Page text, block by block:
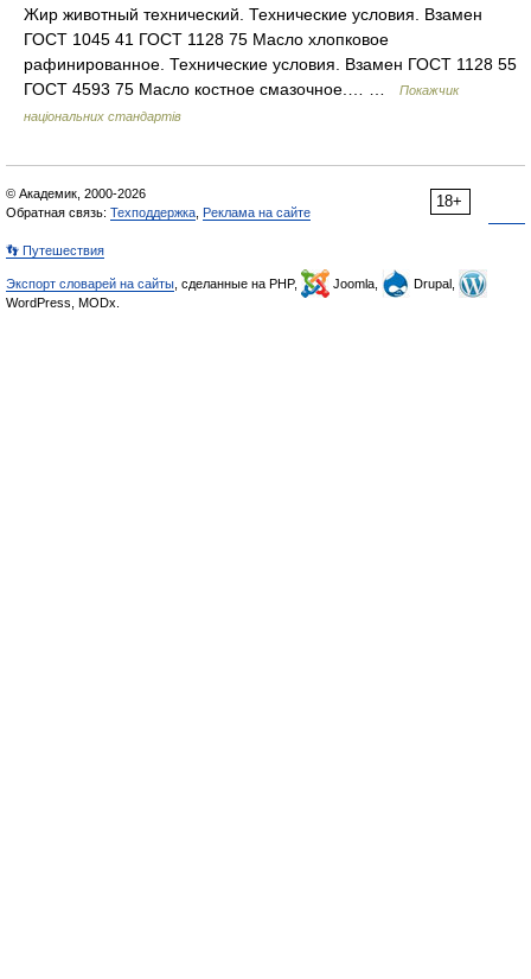
Жир животный технический. Технические условия. Взамен
ГОСТ 1045 41 ГОСТ 1128 75 Масло хлопковое
рафинированное. Технические условия. Взамен ГОСТ 1128 55
ГОСТ 4593 75 Масло костное смазочное.… …
Покажчик
національних стандартів
18+
© Академик, 2000-2026
Обратная связь: Техподдержка Реклама на сайте
👣 Путешествия
Экспорт словарей на сайты , сделанные на PHP, Joomla,
Drupal,
WordPress, MODx.